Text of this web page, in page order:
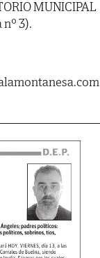
MUNICIPAL
nº 3).